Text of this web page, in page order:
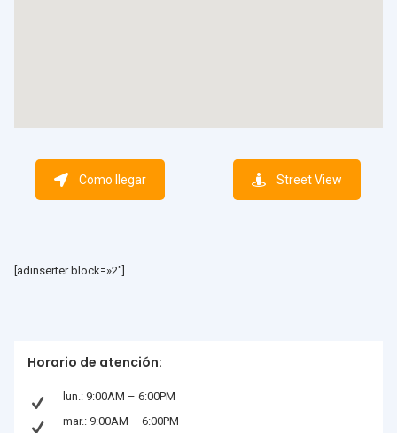
Como llegar Street View
[adinserter block=»2″]
Horario de atención:
lun.: 9:00AM – 6:00PM
mar.: 9:00AM – 6:00PM